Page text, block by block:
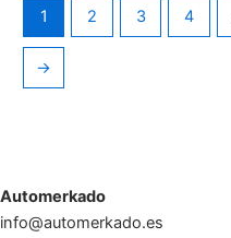
1 2 3 4
→
Automerkado
info@automerkado.es